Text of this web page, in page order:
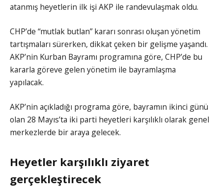
atanmış heyetlerin ilk işi AKP ile randevulaşmak oldu.
CHP’de “mutlak butlan” kararı sonrası oluşan yönetim
tartışmaları sürerken, dikkat çeken bir gelişme yaşandı.
AKP’nin Kurban Bayramı programına göre, CHP’de bu
kararla göreve gelen yönetim ile bayramlaşma
yapılacak.
AKP’nin açıkladığı programa göre, bayramın ikinci günü
olan 28 Mayıs’ta iki parti heyetleri karşılıklı olarak genel
merkezlerde bir araya gelecek.
Heyetler karşılıklı ziyaret
gerçekleştirecek